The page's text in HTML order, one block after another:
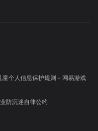
童个人信息保护规则 - 网易游戏
防沉迷自律公约